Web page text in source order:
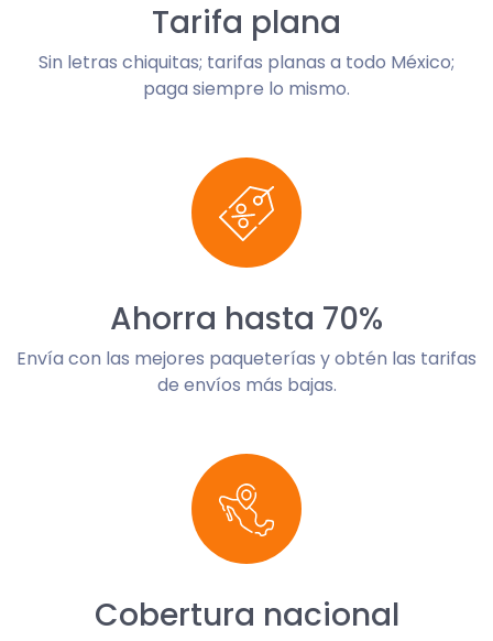
Tarifa plana
Sin letras chiquitas; tarifas planas a todo México;
paga siempre lo mismo.
Ahorra hasta 70%
Envía con las mejores paqueterías y obtén las tarifas
de envíos más bajas.
Cobertura nacional